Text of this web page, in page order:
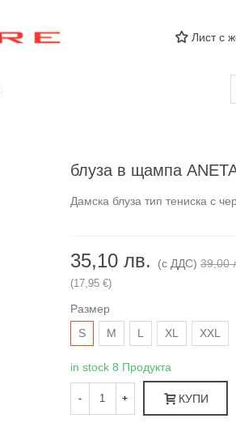
Лист с
блуза в щампа
Дамска блуза тип тениска с
35,10 лв. (с ДДС) 39,00
(17,95 €)
Размер
S
М L XL XXL
in stock 8 Продукта
- + КУПИ